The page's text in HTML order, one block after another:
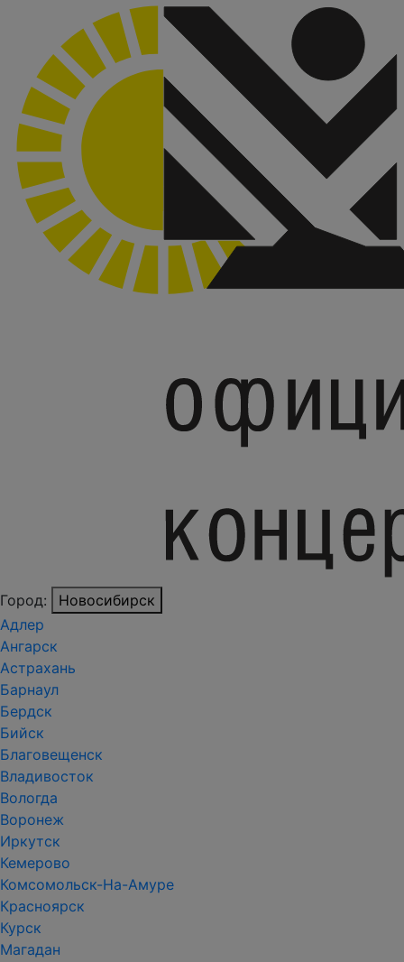
Город:
Новосибирск
Адлер
Ангарск
Астрахань
Барнаул
Бердск
Бийск
Благовещенск
Владивосток
Вологда
Воронеж
Иркутск
Кемерово
Комсомольск-На-Амуре
Красноярск
Курск
Магадан